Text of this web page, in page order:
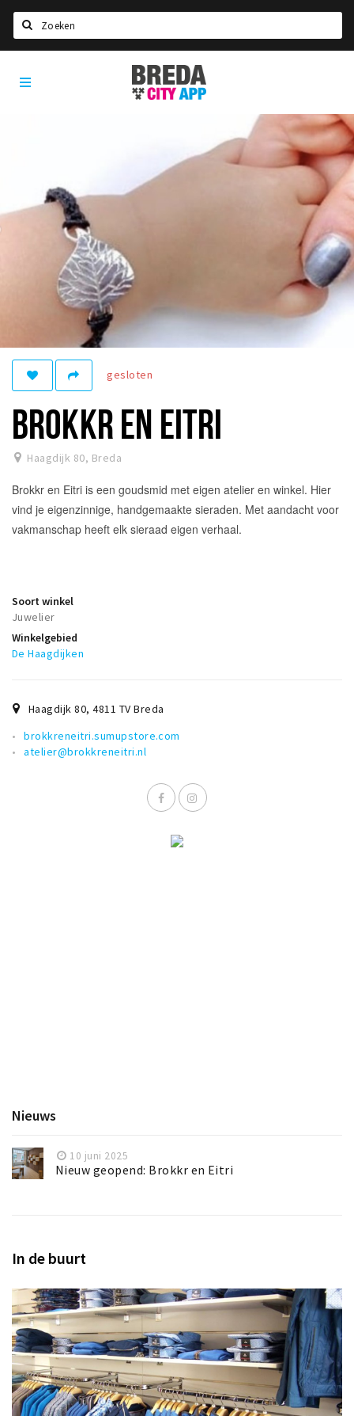
Home
Nieuws, interviews & blogs
Slapen
Recreatief
Winkels
Winkelgebieden
Bezienswaardigheden
Musea, theaters & podia
Uitjes & activiteiten
Toeristische routes
Sport
Privacy
Breda
City
App
gesloten
BROKKR EN EITRI
Haagdijk 80, Breda
Brokkr en Eitri is een goudsmid met eigen atelier en winkel. Hier
vind je eigenzinnige, handgemaakte sieraden. Met aandacht voor
vakmanschap heeft elk sieraad eigen verhaal.
Soort winkel
Juwelier
Winkelgebied
De Haagdijken
Haagdijk 80,4811 TV Breda
brokkreneitri.sumupstore.com
atelier@brokkreneitri.nl
Nieuws
10 juni 2025
Nieuw geopend: Brokkr en Eitri
In de buurt